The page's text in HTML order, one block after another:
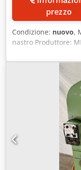
prezzo
Condizione: nuovo,
nastro Produttore:
articolo: 3951610
macchina nuova
Accessori: -
smerigliatura -
regolabile in modo
trucioli - Guida